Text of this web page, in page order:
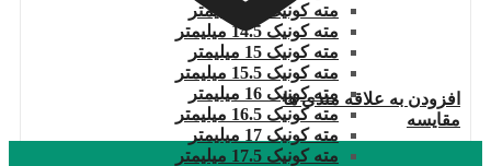
مته کونیک 14 میلیمتر
مته کونیک 14.5 میلیمتر
مته کونیک 15 میلیمتر
مته کونیک 15.5 میلیمتر
مته کونیک 16 میلیمتر
مته کونیک 16.5 میلیمتر
مته کونیک 17 میلیمتر
مته کونیک 17.5 میلیمتر
افزودن به علاقه مندی ها
مقایسه